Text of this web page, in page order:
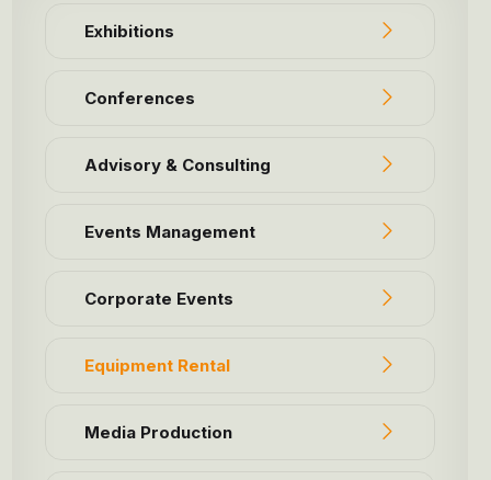
Exhibitions
Conferences
Advisory & Consulting
Events Management
Corporate Events
Equipment Rental
Media Production